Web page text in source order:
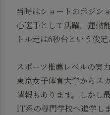
当時はショートのポジシ
心選手として活躍。運動
トル走は6秒台という俊足
スポーツ推薦レベルの実
東京女子体育大学からス
情報もあります。しかし
IT系の専門学校へ進学し